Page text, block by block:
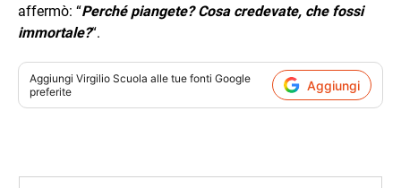
affermò: “Perché piangete? Cosa credevate, che fossi
immortale?“.
Aggiungi Virgilio Scuola alle tue fonti Google
preferite
Aggiungi